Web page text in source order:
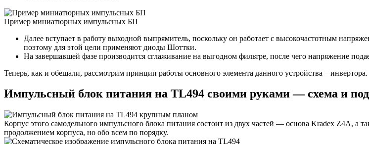
Пример миниатюрных импульсных БП
Далее вступает в работу выходной выпрямитель, поскольку он работает с высокочастотным
поэтому для этой цели применяют диоды Шоттки.
На завершавшей фазе производится сглаживание на выгодном фильтре, после чего напряжение
Теперь, как и обещали, рассмотрим принцип работы основного элемента данного устройства – инвертора.
Импульсный блок питания на TL494 своими руками — схема и
Корпус этого самодельного импульсного блока питания состоит из двух частей — основа Kradex Z4A, а
продолжением корпуса, но обо всем по порядку.